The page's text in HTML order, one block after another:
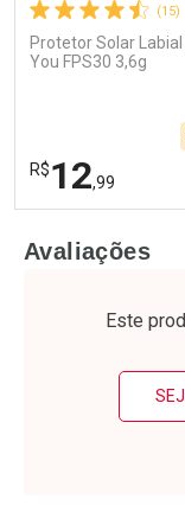
(15)
Protetor Solar Labial
You FPS30 3,6g
R$12,99
Laboratório
Por Menos
Avaliações
Este